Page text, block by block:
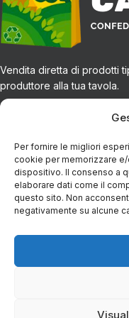
Per fornire le migliori
cookie per memorizzare
dispositivo. Il consenso a
elaborare dati come il
questo sito. Non
negativamente su alcune
Vendita diretta di prodotti
produttore alla tua tavola.
Via Eugenio Azimonti,
+39 348 5888298
PAGINE DEL SITO
Rete Agricola La Spesa in